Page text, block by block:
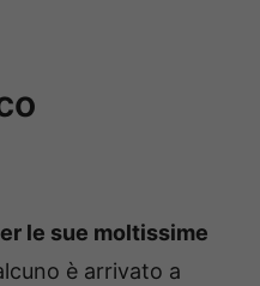
le sue moltissime
è arrivato a